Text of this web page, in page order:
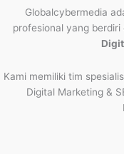
Globalcybermedia
profesional yang berdiri
Kami memiliki tim
Digital Marketing &